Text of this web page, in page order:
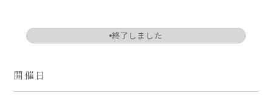
- ARS WAY
終了しました
開催日